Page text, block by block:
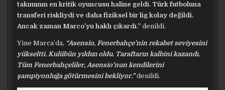
takımının en kritik oyuncusu haline geldi. Türk futboluna
transferi riskliydi ve daha fiziksel bir lig kolay değildi.
Ancak zaman Marco’yu haklı çıkardı.” denildi.
Yine Marca’da, “Asensio, Fenerbahçe’nin rekabet seviyesini
yükseltti. Kulübün yıldızı oldu. Taraftarın kalbini kazandı.
Tüm Fenerbahçeliler, Asensio’nun kendilerini
şampiyonluğa götürmesini bekliyor.”denildi.